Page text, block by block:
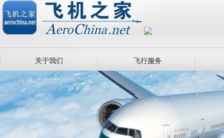
关于我们 飞行服务